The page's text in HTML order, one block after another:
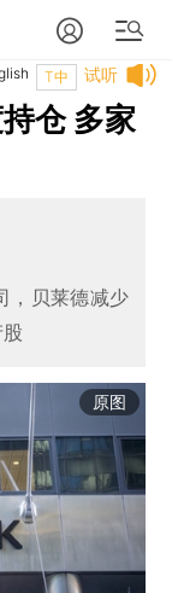
试听
T中
仓 多家
，贝莱德减少
原图